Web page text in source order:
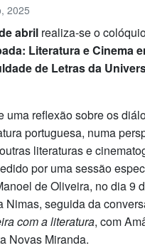
2025
abril realiza-se o
Literatura e Cinema
de Letras da
uma reflexão sobre os
portuguesa, numa
literaturas e
por uma sessão
de Oliveira, no dia 9
Nimas, seguida da
com a literatura, com
Novas Miranda.